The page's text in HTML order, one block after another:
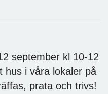
september kl 10-12
hus i våra lokaler på
prata och trivs!